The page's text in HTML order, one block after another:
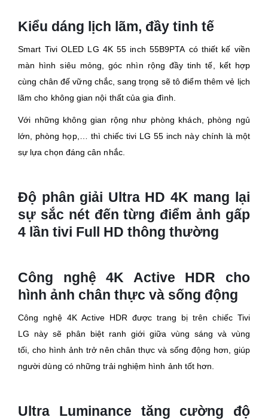
Kiểu dáng lịch lãm, đầy tinh tế
Smart Tivi OLED LG 4K 55 inch 55B9PTA có thiết kế viền
màn hình siêu mỏng, góc nhìn rộng đầy tinh tế, kết hợp
cùng chân đế vững chắc, sang trọng sẽ tô điểm thêm vẻ lịch
lãm cho không gian nội thất của gia đình.
Với những không gian rộng như phòng khách, phòng ngủ
lớn, phòng họp,… thì chiếc tivi LG 55 inch này chính là một
sự lựa chọn đáng cân nhắc.
Độ phân giải Ultra HD 4K mang lại
sự sắc nét đến từng điểm ảnh gấp
4 lần tivi Full HD thông thường
Công nghệ 4K Active HDR cho
hình ảnh chân thực và sống động
Công nghệ 4K Active HDR được trang bị trên chiếc Tivi
LG này sẽ phân biệt ranh giới giữa vùng sáng và vùng
tối, cho hình ảnh trở nên chân thực và sống động hơn, giúp
người dùng có những trải nghiệm hình ảnh tốt hơn.
Ultra Luminance tăng cường độ